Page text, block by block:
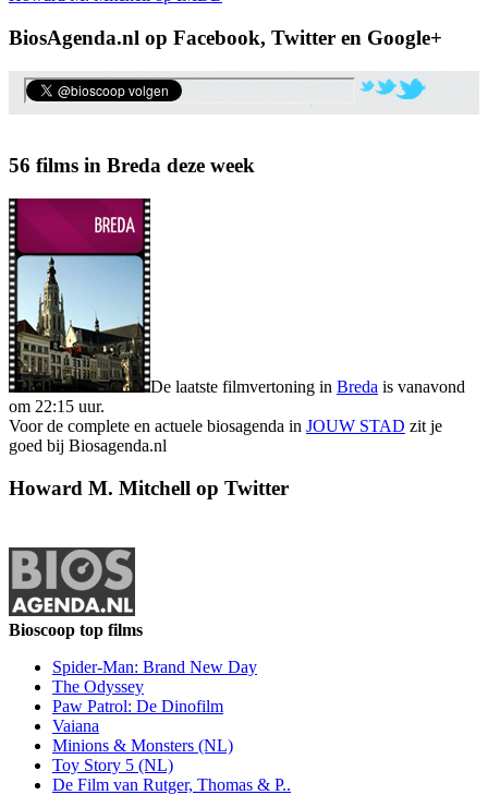
BiosAgenda.nl op Facebook, Twitter en Google+
56 films in Breda deze week
De laatste filmvertoning in Breda is vanavond
om 22:15 uur.
Voor de complete en actuele biosagenda in JOUW STAD zit je
goed bij Biosagenda.nl
Howard M. Mitchell op Twitter
Bioscoop top films
Spider-Man: Brand New Day
The Odyssey
Paw Patrol: De Dinofilm
Vaiana
Minions & Monsters (NL)
Toy Story 5 (NL)
De Film van Rutger, Thomas & P..